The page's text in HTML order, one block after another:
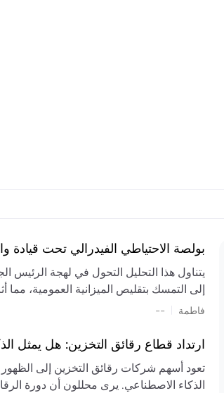
بولصة الاحتياطي الفيدرالي تحت
يتناول هذا التحليل التحول في لهجة الرئيس
إلى التمسك بتقليص الميزانية العمومية، مما
المستمر، والعجز المالي الكبير،
وتجنب التدابير الاستفزازية التي قد تزعزع
فاطمة --
ارتداد قطاع رقائق التخزين: هل يمثل
تعود أسهم شركات رقائق التخزين إلى
الذكاء الاصطناعي. يرى محللون أن دورة